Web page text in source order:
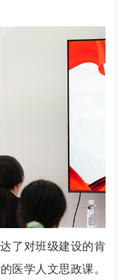
了对班级建设的肯
医学人文思政课。